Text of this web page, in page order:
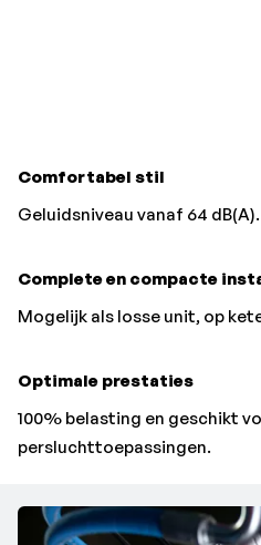
Comfortabel stil
Geluidsniveau vanaf 64 dB(A).
Complete en compacte
Mogelijk als losse unit, op
Optimale prestaties
100% belasting en geschikt
persluchttoepassingen.